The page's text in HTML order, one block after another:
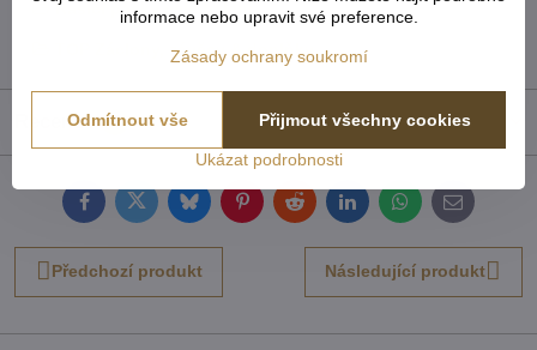
Řasící pásky celé balení
TOP Záclony, závěsy & doplňky
Recenze 0
FacebookTwitterBlueskyPinterestRedditLinkedInWhatsApp
E-
mail
Předchozí produkt Následující produkt
informace nebo upravit své preference.
Zásady ochrany soukromí
Ukázat podrobnosti
Přijmout všechny cookies
Odmítnout vše